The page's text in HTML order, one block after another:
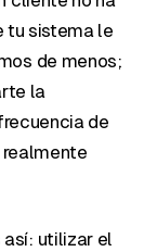
tu sistema le
de menos;
la
de
así: utilizar el